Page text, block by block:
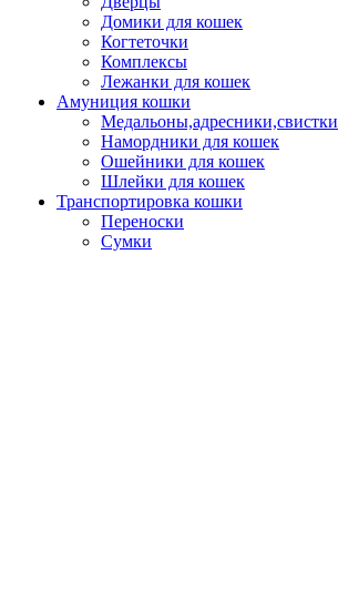
Домики для кошек
Когтеточки
Комплексы
Лежанки для кошек
Амуниция кошки
Медальоны,адресники,свистки
Намордники для кошек
Ошейники для кошек
Шлейки для кошек
Транспортировка кошки
Переноски
Сумки